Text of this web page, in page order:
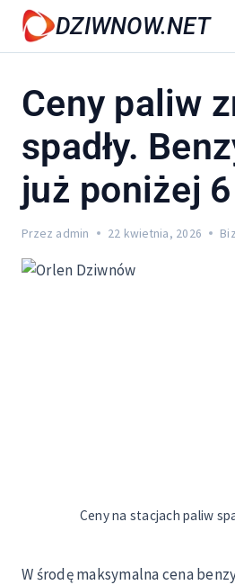
Przejdź
treści
DZIWNOW.NET
Ceny paliw
spadły.
już poniżej 6
Przez admin 22 kwietnia, 2026
Ceny na stacjach paliw
W środę maksymalna cena